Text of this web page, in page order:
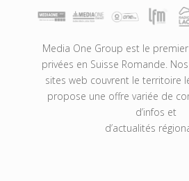
Media One Group est le
privées en Suisse Romande.
sites web couvrent le territoire
propose une offre variée de
d’infos et
d’actualités